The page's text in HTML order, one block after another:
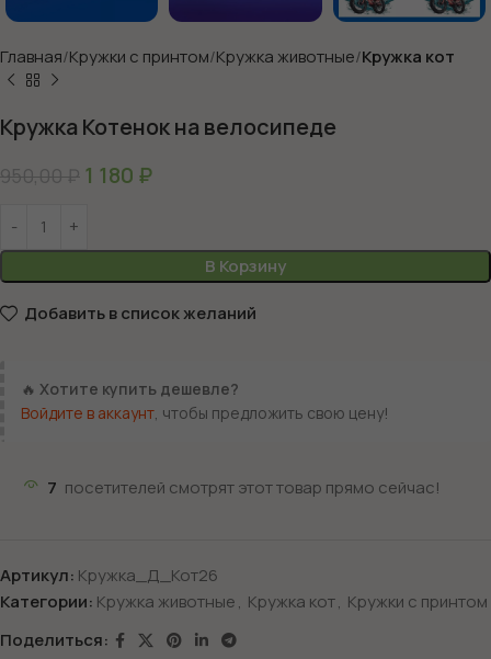
Главная Кружки с принтом Кружка животные Кружка кот
Кружка Котенок на велосипеде
950,00₽ 1 180 ₽
В Корзину
Добавить в список желаний
🔥 Хотите купить дешевле?
Войдите в аккаунт , чтобы предложить свою цену!
7 посетителей смотрят этот товар прямо сейчас!
Артикул: Кружка_Д_Кот26
Категории: Кружка животные, Кружка кот, Кружки с принтом
Поделиться: